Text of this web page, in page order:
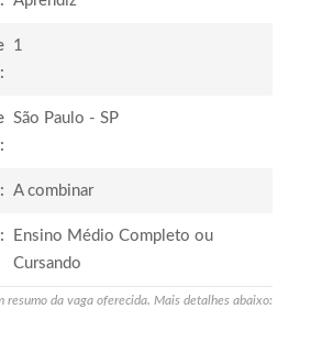
1
São Paulo - SP
A combinar
Ensino Médio Completo ou
Cursando
resumo da vaga oferecida. Mais detalhes abaixo: